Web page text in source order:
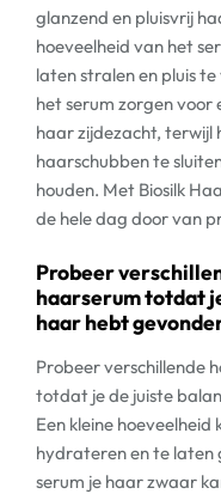
glanzend en pluisvrij
hoeveelheid van het
laten stralen en pluis
het serum zorgen voor
haar zijdezacht, terwijl
haarschubben te
houden. Met Biosilk
de hele dag door van
Probeer
haarserum totdat
haar hebt
Probeer verschillende
totdat je de juiste
Een kleine
hydrateren en te laten
serum je haar zwaar